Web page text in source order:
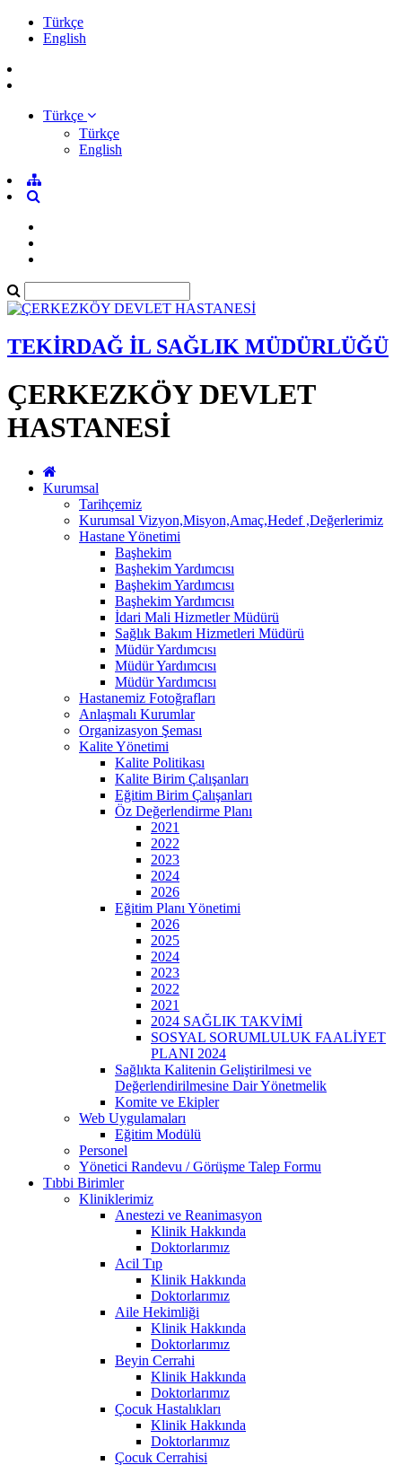
Türkçe
English
Türkçe
Türkçe
English
TEKİRDAĞ İL SAĞLIK MÜDÜRLÜĞÜ
ÇERKEZKÖY DEVLET
HASTANESİ
Kurumsal
Tarihçemiz
Kurumsal Vizyon,Misyon,Amaç,Hedef ,Değerlerimiz
Hastane Yönetimi
Başhekim
Başhekim Yardımcısı
Başhekim Yardımcısı
Başhekim Yardımcısı
İdari Mali Hizmetler Müdürü
Sağlık Bakım Hizmetleri Müdürü
Müdür Yardımcısı
Müdür Yardımcısı
Müdür Yardımcısı
Hastanemiz Fotoğrafları
Anlaşmalı Kurumlar
Organizasyon Şeması
Kalite Yönetimi
Kalite Politikası
Kalite Birim Çalışanları
Eğitim Birim Çalışanları
Öz Değerlendirme Planı
2021
2022
2023
2024
2026
Eğitim Planı Yönetimi
2026
2025
2024
2023
2022
2021
2024 SAĞLIK TAKVİMİ
SOSYAL SORUMLULUK FAALİYET
PLANI 2024
Sağlıkta Kalitenin Geliştirilmesi ve
Değerlendirilmesine Dair Yönetmelik
Komite ve Ekipler
Web Uygulamaları
Eğitim Modülü
Personel
Yönetici Randevu / Görüşme Talep Formu
Tıbbi Birimler
Kliniklerimiz
Anestezi ve Reanimasyon
Klinik Hakkında
Doktorlarımız
Acil Tıp
Klinik Hakkında
Doktorlarımız
Aile Hekimliği
Klinik Hakkında
Doktorlarımız
Beyin Cerrahi
Klinik Hakkında
Doktorlarımız
Çocuk Hastalıkları
Klinik Hakkında
Doktorlarımız
Çocuk Cerrahisi